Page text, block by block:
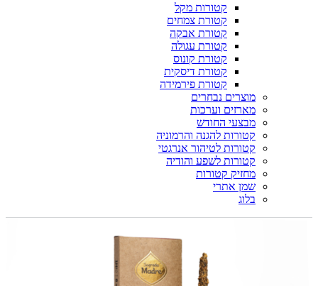
קטורות מקל
קטורת צמחים
קטורת אבקה
קטורת עגולה
קטורת קונוס
קטורת דיסקית
קטורת פירמידה
מוצרים נבחרים
מארזים וערכות
מבצעי החודש
קטורות להגנה והרמוניה
קטורות לטיהור אנרגטי
קטורות לשפע והודיה
מחזיק קטורות
שמן אתרי
בלוג